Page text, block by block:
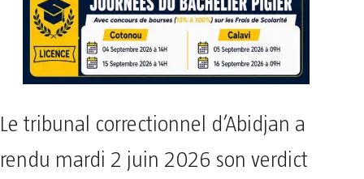
Le tribunal correctionnel d’Abidjan a
rendu mardi 2 juin 2026 son verdict